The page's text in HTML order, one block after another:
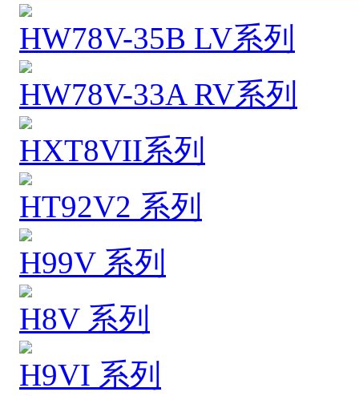
HW78V-35B LV系列
HW78V-33A RV系列
HXT8VII系列
HT92V2 系列
H99V 系列
H8V 系列
H9VI 系列